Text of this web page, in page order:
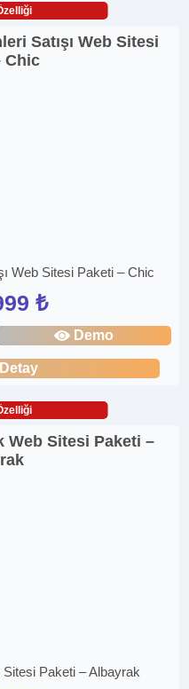
Web Sitesi Paketi – Chic
₺
Demo
Paketi – Albayrak